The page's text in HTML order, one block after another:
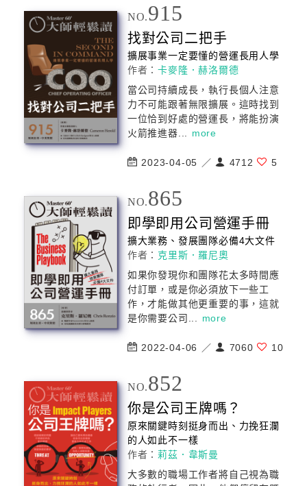
NO.915
找對公司 二把手
擴展事業一定要懂的營運長用人學
作者：卡麥隆．赫洛爾德
當公司持續成長，執行長個人注意
力不可能跟著無限擴展。這時找到
一位恰到好處的營運長，將能扮演
火箭推進器... more
2023-04-05 ／ 4712 5
NO.865
即學即用 公司 營運手冊
擴大業務、發展團隊必備4大文件
作者： 克里斯．羅尼奧
如果你發現你和團隊花太多時間應
付訂單，或是你必須放下一些工
作，才能做其他更重要的事，這就
是你需要公司 more
2022-04-06 ／ 7060 10
NO.852
你是公司 王牌嗎？
原來關鍵時刻挺身而出、力挽狂瀾
的人如此不一樣
作者：莉茲．韋斯曼
大多數的職場工作者將自己視為職